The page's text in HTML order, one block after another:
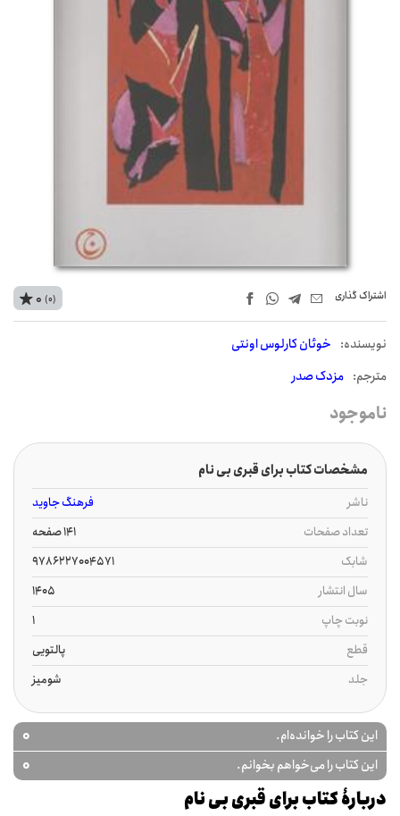
اشتراک‌ گذاری
نويسنده: خوئان کارلوس اونتی
مترجم: مزدک صدر
0 (0)
ناموجود
مشخصات کتاب برای قبری بی نام
ناشر
فرهنگ جاوید
تعداد صفحات
141 صفحه
شابک
9786227004571
سال انتشار
1405
نوبت چاپ
1
قطع
پالتویی
جلد
شومیز
این کتاب را خوانده‌ام. 0
این کتاب را می‌خواهم بخوانم. 0
دربارۀ کتاب برای قبری بی نام